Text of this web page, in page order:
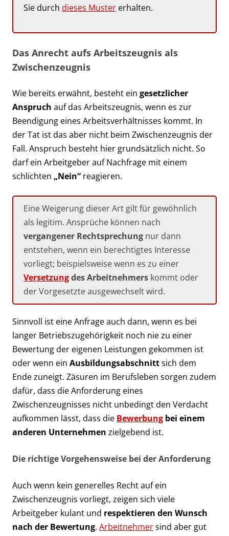
Sie durch dieses Muster erhalten.
Das Anrecht aufs Arbeitszeugnis als
Zwischenzeugnis
Wie bereits erwähnt, besteht ein gesetzlicher
Anspruch auf das Arbeitszeugnis, wenn es zur
Beendigung eines Arbeitsverhältnisses kommt. In
der Tat ist das aber nicht beim Zwischenzeugnis der
Fall. Anspruch besteht hier grundsätzlich nicht. So
darf ein Arbeitgeber auf Nachfrage mit einem
schlichten „Nein“ reagieren.
Eine Weigerung dieser Art gilt für gewöhnlich
als legitim. Ansprüche können nach
vergangener Rechtsprechung nur dann
entstehen, wenn ein berechtigtes Interesse
vorliegt; beispielsweise wenn es zu einer
Versetzungdes Arbeitnehmers kommt oder
der Vorgesetzte ausgewechselt wird.
Sinnvoll ist eine Anfrage auch dann, wenn es bei
langer Betriebszugehörigkeit noch nie zu einer
Bewertung der eigenen Leistungen gekommen ist
oder wenn ein Ausbildungsabschnittsich dem
Ende zuneigt. Zäsuren im Berufsleben sorgen zudem
dafür, dass die Anforderung eines
Zwischenzeugnisses nicht unbedingt den Verdacht
aufkommen lässt, dass die Bewerbung bei einem
anderen Unternehmen zielgebend ist.
Die richtige Vorgehensweise bei der Anforderung
Auch wenn kein generelles Recht auf ein
Zwischenzeugnis vorliegt, zeigen sich viele
Arbeitgeber kulant und respektieren den Wunsch
nach der Bewertung. Arbeitnehmersind aber gut